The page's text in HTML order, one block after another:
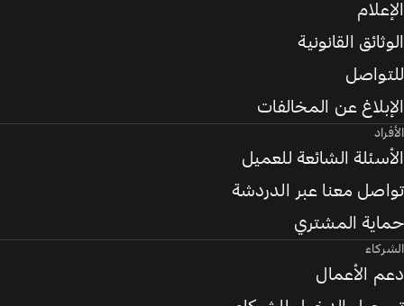
الإعلام
الوثائق القانونية
للتواصل
الإبلاغ عن المخالفات
الأفراد
الأسئلة الشائعة للعميل
تواصل معنا عبر الدردشة
حماية المشتري
الشركاء
دعم الأعمال